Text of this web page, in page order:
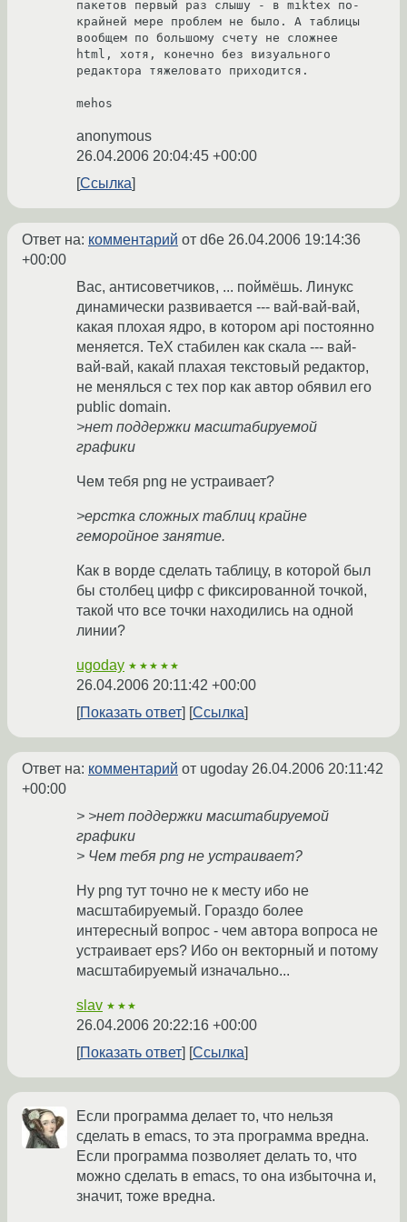
пакетов первый раз слышу - в miktex по-
крайней мере проблем не было. А таблицы
вообщем по большому счету не сложнее
html, хотя, конечно без визуального
редактора тяжеловато приходится.
mehos
anonymous
26.04.2006 20:04:45 +00:00
Ссылка
Ответ на: комментарий от d6e 26.04.2006 19:14:36
+00:00
Вас, антисоветчиков, ... поймёшь. Линукс
динамически развивается --- вай-вай-вай,
какая плохая ядро, в котором api постоянно
меняется. ТеХ стабилен как скала --- вай-
вай-вай, какай плахая текстовый редактор,
не менялься с тех пор как автор обявил его
public domain.
>нет поддержки масштабируемой
графики
Чем тебя png не устраивает?
>ерстка сложных таблиц крайне
геморойное занятие.
Как в ворде сделать таблицу, в которой был
бы столбец цифр с фиксированной точкой,
такой что все точки находились на одной
линии?
ugoday ★★★★★
26.04.2006 20:11:42 +00:00
Показать ответ
Ссылка
Ответ на: комментарий от ugoday 26.04.2006 20:11:42
+00:00
> >нет поддержки масштабируемой
графики
> Чем тебя png не устраивает?
Ну png тут точно не к месту ибо не
масштабируемый. Гораздо более
интересный вопрос - чем автора вопроса не
устраивает eps? Ибо он векторный и потому
масштабируемый изначально...
slav ★★★
26.04.2006 20:22:16 +00:00
Показать ответ
Ссылка
Если программа делает то, что нельзя
сделать в emacs, то эта программа вредна.
Если программа позволяет делать то, что
можно сделать в emacs, то она избыточна и,
значит, тоже вредна.